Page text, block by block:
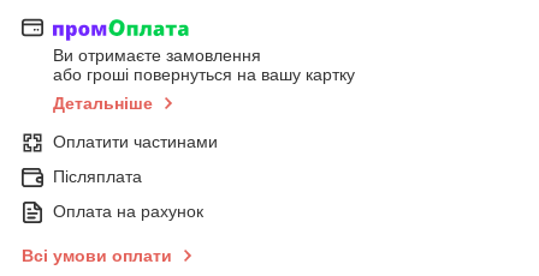
Ви отримаєте замовлення
або гроші повернуться на вашу картку
Детальніше
Оплатити частинами
Післяплата
Оплата на рахунок
Всі умови оплати